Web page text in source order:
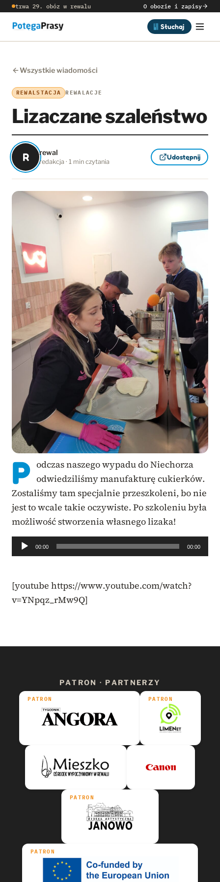
trwa 29. obóz w rewalu O obozie i zapisy
Słuchaj
Wszystkie wiadomości
REWALSTACJA REWALACJE
Lizaczane szaleństwo
R rewal
redakcja · 1 min czytania
Udostępnij
P odczas naszego wypadu do Niechorza
odwiedziliśmy manufakturę cukierków.
Zostaliśmy tam specjalnie przeszkoleni, bo nie
jest to wcale takie oczywiste. Po szkoleniu była
możliwość stworzenia własnego lizaka!
Odtwarzacz
plików
00:00 00:00
[youtube https://www.youtube.com/watch?
v=YNpqz_rMw9Q]
PATRON · PARTNERZY
PATRON PATRON
PATRON
PATRON